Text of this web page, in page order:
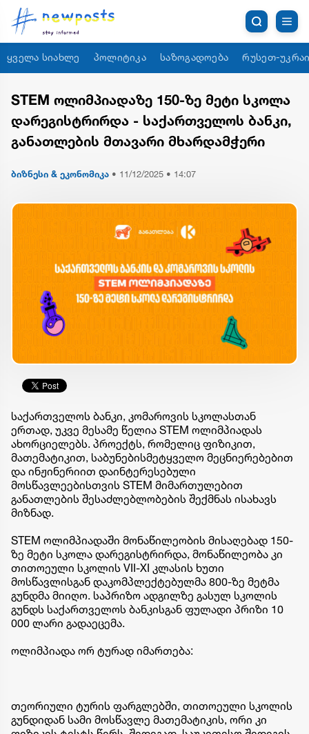
ყველა სიახლე პოლიტიკა საზოგადოება რუსეთ-
STEM ოლიმპიადაზე 150-ზე მეტი სკოლა
დარეგისტრირდა - საქართველოს ბანკი,
განათლების მთავარი მხარდამჭერი
ბიზნესი & ეკონომიკა • 11/12/2025 • 14:07
საქართველოს ბანკი, კომაროვის სკოლასთან
ერთად, უკვე მესამე წელია STEM ოლიმპიადას
ახორციელებს. პროექტს, რომელიც ფიზიკით,
მათემატიკით, საბუნებისმეტყველო მეცნიერებებით
და ინჟინერიით დაინტერესებული
მოსწავლეებისთვის STEM მიმართულებით
განათლების შესაძლებლობების შექმნას ისახავს
მიზნად.
STEM ოლიმპიადაში მონაწილეობის მისაღებად 150-
ზე მეტი სკოლა დარეგისტრირდა, მონაწილეობა კი
თითოეული სკოლის VII-XI კლასის ხუთი
მოსწავლისგან დაკომპლექტებულმა 800-ზე მეტმა
გუნდმა მიიღო. საპრიზო ადგილზე გასულ სკოლის
გუნდს საქართველოს ბანკისგან ფულადი პრიზი 10
000 ლარი გადაეცემა.
ოლიმპიადა ორ ტურად იმართება:
თეორიული ტურის ფარგლებში, თითოეული სკოლის
გუნდიდან სამი მოსწავლე მათემატიკის, ორი კი